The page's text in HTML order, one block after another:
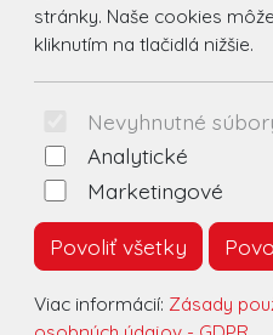
stránky. Naše cookies
kliknutím na tlačidlá nižšie.
Nevyhnutné
Analytické
Marketingové
Povoliť všetky
Viac informácií: Zásady
Facebook
Instagram
© 2026 Arrabella s.r.o.,
Hosting: